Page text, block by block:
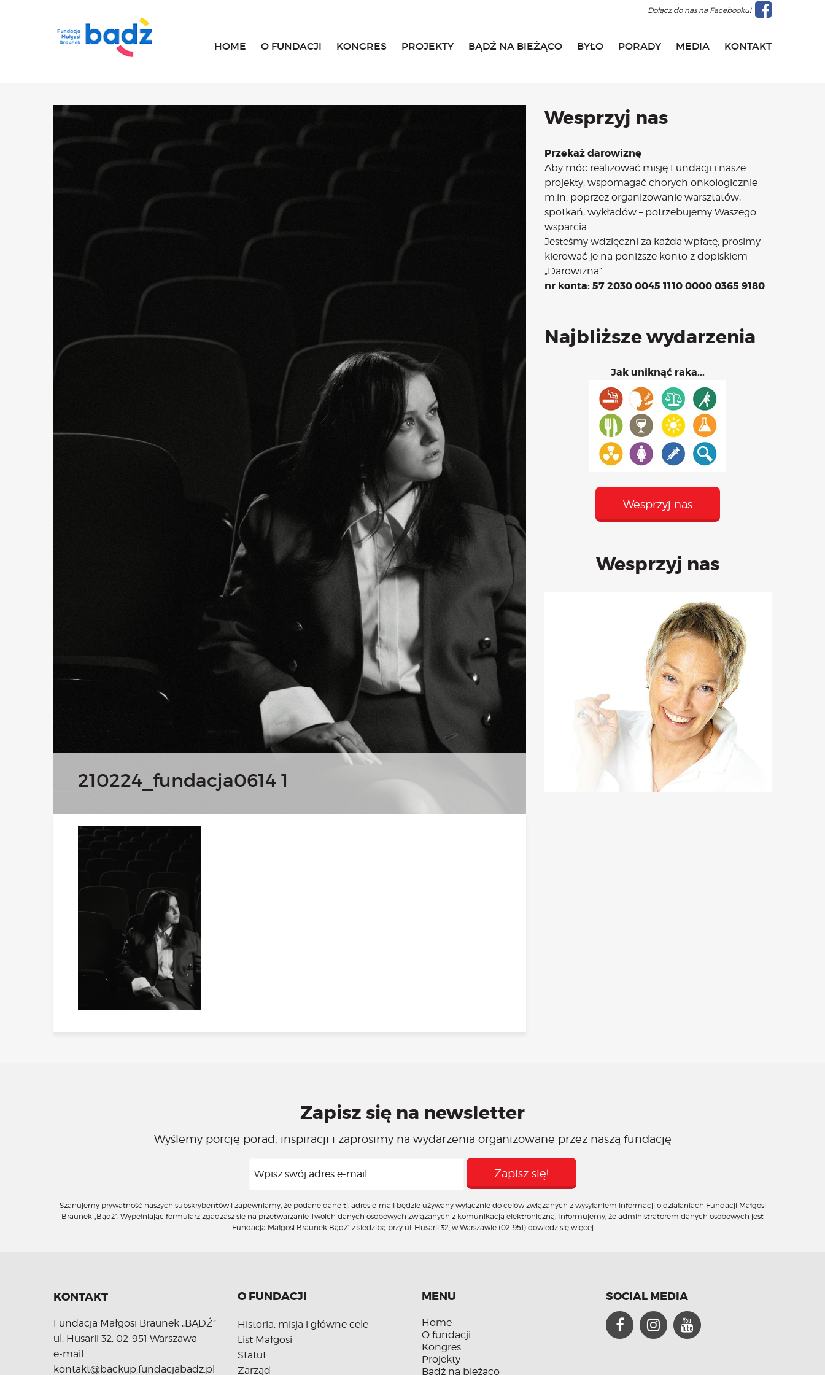
HOME O FUNDACJI KONGRES PROJEKTY BĄDŹ NA BIEŻĄCO BYŁO PORADY MEDIA KONTAKT
Dołącz do nas na Facebooku!
210224_fundacja0614 1
Wesprzyj nas
Przekaż darowiznę
Aby móc realizować misję Fundacji i nasze
projekty, wspomagać chorych onkologicznie
m.in. poprzez organizowanie warsztatów,
spotkań, wykładów – potrzebujemy Waszego
wsparcia.
Jesteśmy wdzięczni za każda wpłatę, prosimy
kierować je na poniższe konto z dopiskiem
„Darowizna”
nr konta: 57 2030 0045 1110 0000 0365 9180
Najbliższe wydarzenia
Jak uniknąć raka...
Wesprzyj nas
Wesprzyj nas
Zapisz się na newsletter
Wyślemy porcję porad, inspiracji i zaprosimy na wydarzenia organizowane przez naszą fundację
Szanujemy prywatność naszych subskrybentów i zapewniamy, że podane dane tj. adres e-mail będzie używany wyłącznie do celów związanych z wysyłaniem informacji o działaniach Fundacji Małgosi
Braunek „Bądź”. Wypełniając formularz zgadzasz się na przetwarzanie Twoich danych osobowych związanych z komunikacją elektroniczną. Informujemy, że administratorem danych osobowych jest
Fundacja Małgosi Braunek Bądź” z siedzibą przy ul. Husarii 32, w Warszawie (02-951) dowiedz się więcej
KONTAKT
Fundacja Małgosi Braunek „BĄDŹ”
ul. Husarii 32, 02-951 Warszawa
e-mail:
kontakt@backup.fundacjabadz.pl
O FUNDACJI
Historia, misja i główne cele
List Małgosi
Statut
Zarząd
MENU
Home
O fundacji
Kongres
Projekty
Bądź na bieżąco
SOCIAL MEDIA
Home
List Małgosi
Kongres
Kongres 2020
Kongres 2018
Bezpłatne konsultacje psychologiczne online marzec – kwiecień – maj
Grupa wsparcia fundacji BądźMy
Jestem i Będę
Kurs mindfulness online
Bądź od Małego
Bądź w Kazimierzu
Cykle edukacyjne (warsztaty i LIVE’y)
Infolinia
Sensowne ścieżki zdrowia
Zmieniamy niezdrowe na zdrowe
Cykl edukacyjny Powiat Piaseczeński
Onkoasystent
Storytel
Bądź na bieżąco
aktualności
Będzie
Było
Porady
Lektury
Ciało
Duch
Psychika
Uśmiechnij się!
Media
Filmy
„Bądź” w mediach